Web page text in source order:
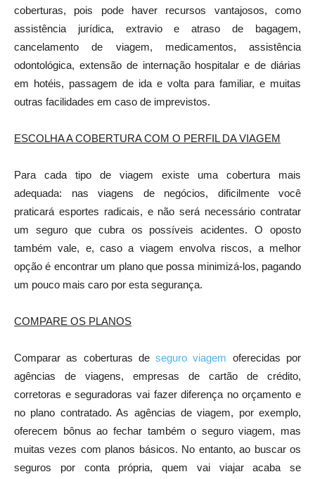
coberturas, pois pode haver recursos vantajosos, como
assistência jurídica, extravio e atraso de bagagem,
cancelamento de viagem, medicamentos, assistência
odontológica, extensão de internação hospitalar e de diárias
em hotéis, passagem de ida e volta para familiar, e muitas
outras facilidades em caso de imprevistos.
ESCOLHA A COBERTURA COM O PERFIL DA VIAGEM
Para cada tipo de viagem existe uma cobertura mais
adequada: nas viagens de negócios, dificilmente você
praticará esportes radicais, e não será necessário contratar
um seguro que cubra os possíveis acidentes. O oposto
também vale, e, caso a viagem envolva riscos, a melhor
opção é encontrar um plano que possa minimizá-los, pagando
um pouco mais caro por esta segurança.
COMPARE OS PLANOS
Comparar as coberturas deseguro viagem oferecidas por
agências de viagens, empresas de cartão de crédito,
corretoras e seguradoras vai fazer diferença no orçamento e
no plano contratado. As agências de viagem, por exemplo,
oferecem bônus ao fechar também o seguro viagem, mas
muitas vezes com planos básicos. No entanto, ao buscar os
seguros por conta própria, quem vai viajar acaba se